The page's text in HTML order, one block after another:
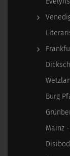
Burg
Mainz